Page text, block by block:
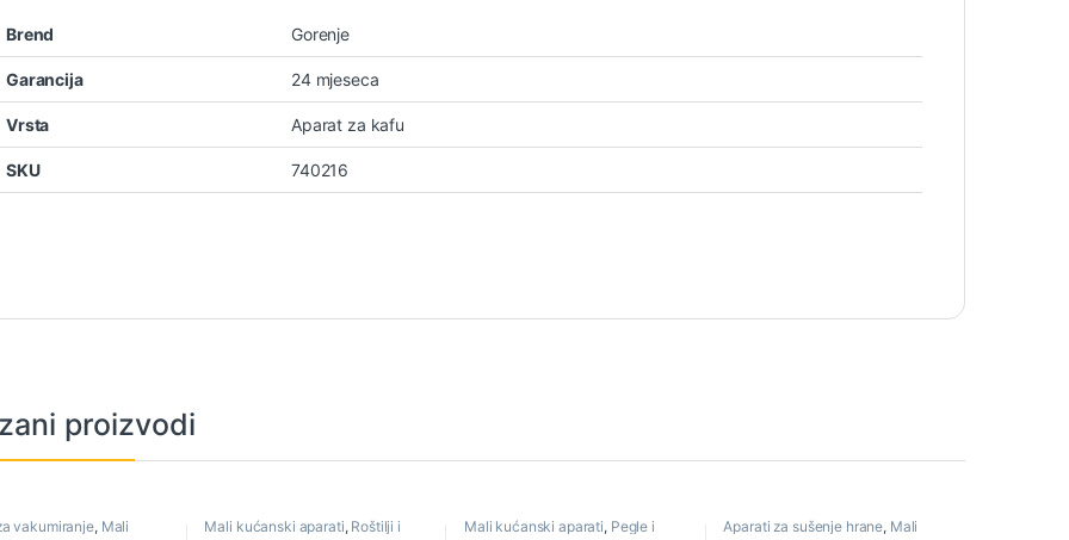
Brend Gorenje
Garancija 24 mjeseca
Vrsta Aparat za kafu
SKU 740216
proizvodi
vakumiranje, Mali
Mali kućanski aparati, Roštilji i
Mali kućanski aparati, Pegle i
Aparati za sušenje hrane, Mali